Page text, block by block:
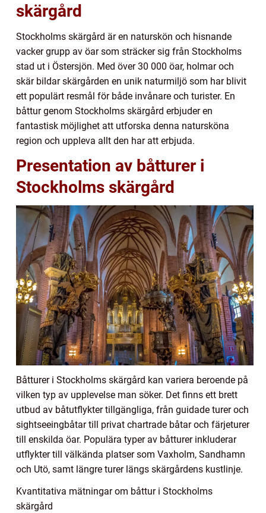
skärgård
Stockholms skärgård är en naturskön och hisnande
vacker grupp av öar som sträcker sig från Stockholms
stad ut i Östersjön. Med över 30 000 öar, holmar och
skär bildar skärgården en unik naturmiljö som har blivit
ett populärt resmål för både invånare och turister. En
båttur genom Stockholms skärgård erbjuder en
fantastisk möjlighet att utforska denna natursköna
region och uppleva allt den har att erbjuda.
Presentation av båtturer i
Stockholms skärgård
Båtturer i Stockholms skärgård kan variera beroende på
vilken typ av upplevelse man söker. Det finns ett brett
utbud av båtutflykter tillgängliga, från guidade turer och
sightseeingbåtar till privat chartrade båtar och färjeturer
till enskilda öar. Populära typer av båtturer inkluderar
utflykter till välkända platser som Vaxholm, Sandhamn
och Utö, samt längre turer längs skärgårdens kustlinje.
Kvantitativa mätningar om båttur i Stockholms
skärgård